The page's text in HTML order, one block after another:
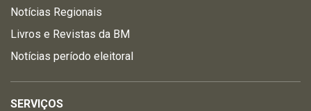
Notícias Regionais
Livros e Revistas da BM
Notícias período eleitoral
SERVIÇOS